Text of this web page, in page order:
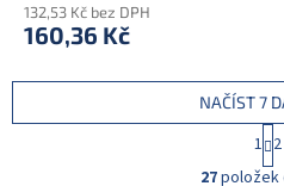
132,53 Kč bez DPH
160,36 Kč
O
NAČÍST 7
S
t
r
1 2
27položek